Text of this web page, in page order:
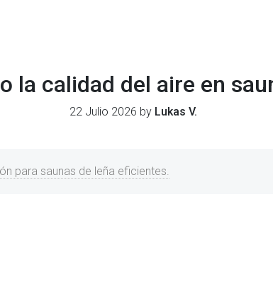
la calidad del aire en
22 Julio 2026 by Lukas V.
para saunas de leña eficientes.